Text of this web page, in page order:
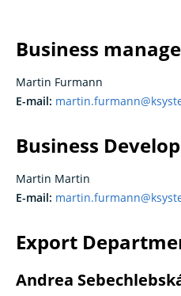
Business
Martin Furmann
E-mail:
Business
Martin Martin
E-mail:
Export
Andrea